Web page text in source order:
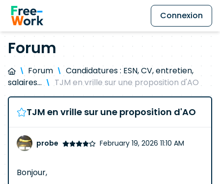
Connexion
Forum
Forum
Candidatures : ESN, CV, entretien,
salaires…
TJM en vrille sur une proposition d'AO
TJM en vrille sur une proposition d'AO
probe February 19, 2026 11:10 AM
Bonjour,